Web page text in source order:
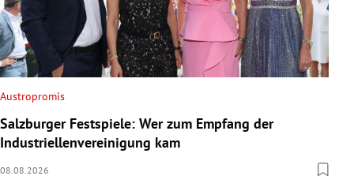
Austropromis
Salzburger Festspiele: Wer zum Empfang der
Industriellenvereinigung kam
08.08.2026